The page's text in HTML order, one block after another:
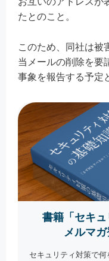
たとのこと。
このため、同社は被
当メールの削除を要
事象を報告する予定
書籍「セキュ
メルマ
セキュリティ対策で